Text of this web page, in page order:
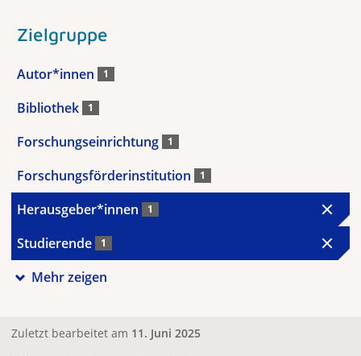
Zielgruppe
Autor*innen 1
Bibliothek 1
Forschungseinrichtung 1
Forschungsförderinstitution 1
Herausgeber*innen 1
Studierende 1
Mehr zeigen
Zuletzt bearbeitet am 11. Juni 2025